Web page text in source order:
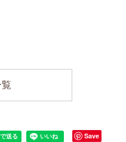
Save